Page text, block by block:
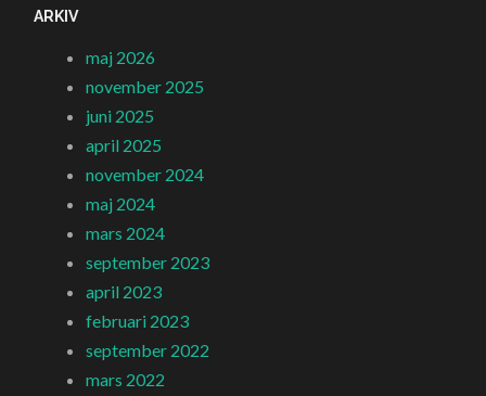
ARKIV
maj 2026
november 2025
juni 2025
april 2025
november 2024
maj 2024
mars 2024
september 2023
april 2023
februari 2023
september 2022
mars 2022